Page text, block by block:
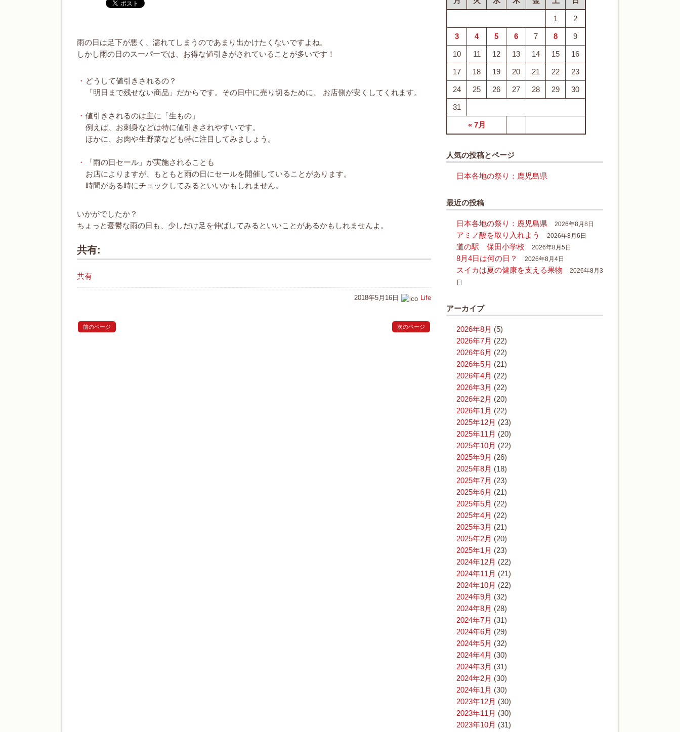
雨の日は足下が悪く、濡れてしまうのであまり出かけたくないですよね。
しかし雨の日のスーパーでは、お得な値引きがされていることが多いです！
どうして値引きされるの？
「明日まで残せない商品」だからです。その日中に売り切るために、 お店側が安くしてくれます。
値引きされるのは主に「生もの」
例えば、お刺身などは特に値引きされやすいです。
ほかに、お肉や生野菜なども特に注目してみましょう。
「雨の日セール」が実施されることも
お店によりますが、もともと雨の日にセールを開催していることがあります。
時間がある時にチェックしてみるといいかもしれません。
いかがでしたか？
ちょっと憂鬱な雨の日も、少しだけ足を伸ばしてみるといいことがあるかもしれませんよ。
共有:
共有
2018年5月16日 Life
前のページ 次のページ
« 7月
1 2
3 4 5 6 7 8 9
10 11 12 13 14 15 16
17 18 19 20 21 22 23
24 25 26 27 28 29 30
31
人気の投稿とページ
日本各地の祭り：鹿児島県
最近の投稿
日本各地の祭り：鹿児島県 2026年8月8日
アミノ酸を取り入れよう 2026年8月6日
道の駅 保田小学校 2026年8月5日
8月4日は何の日？ 2026年8月4日
スイカは夏の健康を支える果物
2026年8月3
日
アーカイブ
2026年8月 (5)
2026年7月 (22)
2026年6月 (22)
2026年5月 (21)
2026年4月 (22)
2026年3月 (22)
2026年2月 (20)
2026年1月 (22)
2025年12月 (23)
2025年11月 (20)
2025年10月 (22)
2025年9月 (26)
2025年8月 (18)
2025年7月 (23)
2025年6月 (21)
2025年5月 (22)
2025年4月 (22)
2025年3月 (21)
2025年2月 (20)
2025年1月 (23)
2024年12月 (22)
2024年11月 (21)
2024年10月 (22)
2024年9月 (32)
2024年8月 (28)
2024年7月 (31)
2024年6月 (29)
2024年5月 (32)
2024年4月 (30)
2024年3月 (31)
2024年2月 (30)
2024年1月 (30)
2023年12月 (30)
2023年11月 (30)
2023年10月 (31)